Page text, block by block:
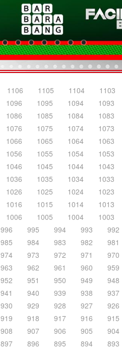
1106 1105 1104 1103
1096 1095 1094 1093
1086 1085 1084 1083
1076 1075 1074 1073
1066 1065 1064 1063
1056 1055 1054 1053
1046 1045 1044 1043
1036 1035 1034 1033
1026 1025 1024 1023
1016 1015 1014 1013
1006 1005 1004 1003
996 995 994 993 992
985 984 983 982 981
974 973 972 971 970
963 962 961 960 959
952 951 950 949 948
941 940 939 938 937
930 929 928 927 926
919 918 917 916 915
908 907 906 905 904
897 896 895 894 893